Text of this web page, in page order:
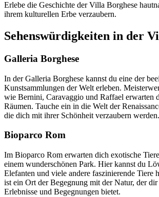
Erlebe die Geschichte der Villa Borghese
ihrem kulturellen Erbe verzaubern.
Sehenswürdigkeiten in der
Galleria Borghese
In der Galleria Borghese kannst du eine der
Kunstsammlungen der Welt erleben.
wie Bernini, Caravaggio und Raffael erwarten
Räumen. Tauche ein in die Welt der
die dich mit ihrer Schönheit verzaubern werden.
Bioparco Rom
Im Bioparco Rom erwarten dich exotische
einem wunderschönen Park. Hier kannst du
Elefanten und viele andere faszinierende Tiere
ist ein Ort der Begegnung mit der Natur, der dir
Erlebnisse und Begegnungen bietet.